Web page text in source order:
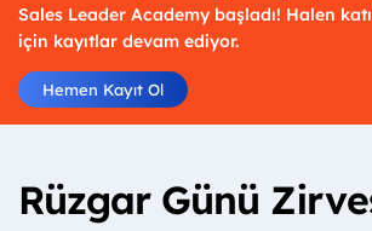
Sales Leader Academy başladı! Halen
için kayıtlar devam ediyor.
Hemen Kayıt Ol
Rüzgar Günü